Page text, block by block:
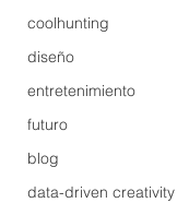
coolhunting
diseño
entretenimiento
futuro
blog
data-driven creativity